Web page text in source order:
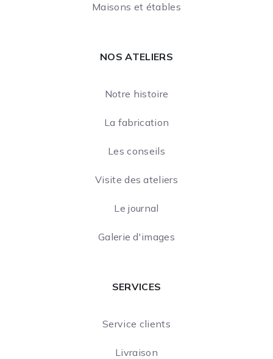
Maisons et étables
NOS ATELIERS
Notre histoire
La fabrication
Les conseils
Visite des ateliers
Le journal
Galerie d'images
SERVICES
Service clients
Livraison